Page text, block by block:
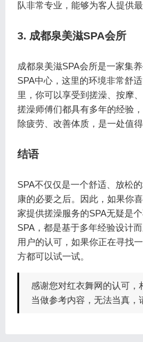
队非常专业，能够为客人提供
3. 成都泉美滋SPA会所
成都泉美滋SPA会所是一家集
SPA中心，这里的环境非常舒
里，你可以享受到搓澡、按摩
搓澡师傅们都具有多年的经验
除疲劳、改善体质，是一处值得
结语
SPA不仅仅是一个舒适、放松
康的必要之后。因此，如果你
家提供搓澡服务的SPA无疑是
SPA，都是基于多年经验设计
用户的认可，如果你正在寻找
方都可以试一试。
感谢您对红衣舞网的认可，
当做参考内容，无法当真，